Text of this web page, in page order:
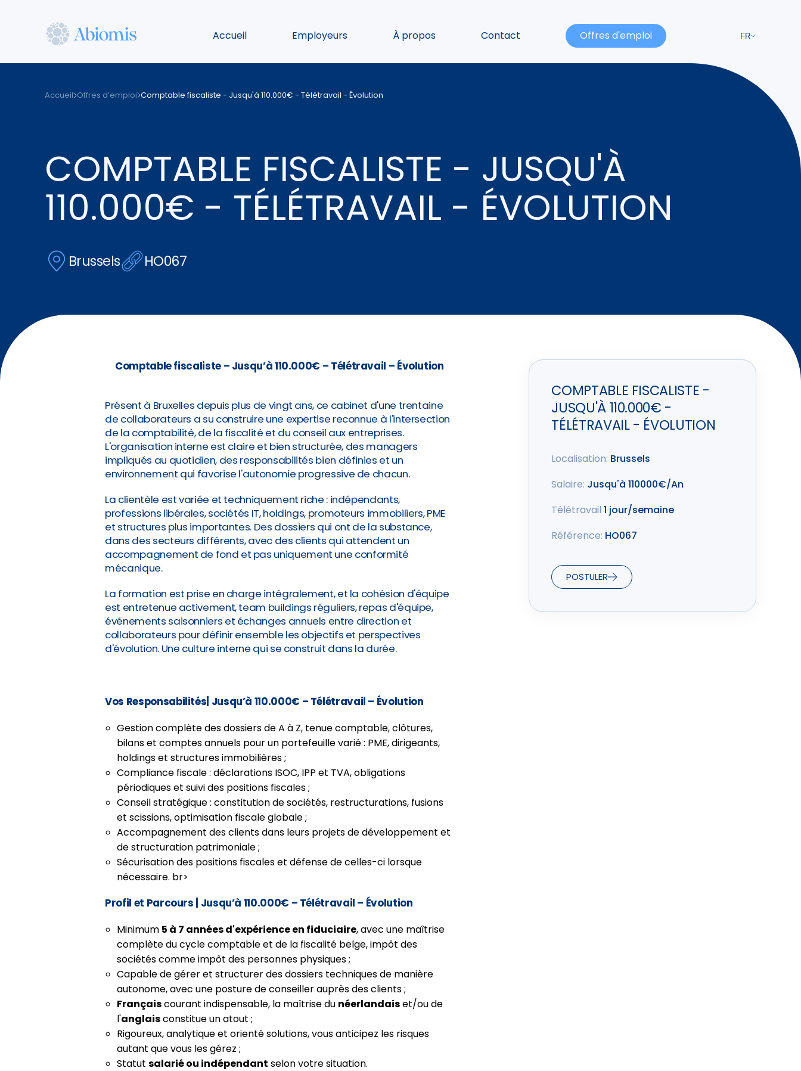
Accueil Employeurs À propos Contact Offres d'emploi FR
Accueil Offres d’emploi Comptable fiscaliste - Jusqu'à 110.000€ - Télétravail - Évolution
COMPTABLE FISCALISTE - JUSQU'À
110.000€ - TÉLÉTRAVAIL - ÉVOLUTION
Brussels HO067
Comptable fiscaliste – Jusqu’à 110.000€ – Télétravail – Évolution
Présent à Bruxelles depuis plus de vingt ans, ce cabinet d'une trentaine
de collaborateurs a su construire une expertise reconnue à l'intersection
de la comptabilité, de la fiscalité et du conseil aux entreprises.
L'organisation interne est claire et bien structurée, des managers
impliqués au quotidien, des responsabilités bien définies et un
environnement qui favorise l'autonomie progressive de chacun.
La clientèle est variée et techniquement riche : indépendants,
professions libérales, sociétés IT, holdings, promoteurs immobiliers, PME
et structures plus importantes. Des dossiers qui ont de la substance,
dans des secteurs différents, avec des clients qui attendent un
accompagnement de fond et pas uniquement une conformité
mécanique.
La formation est prise en charge intégralement, et la cohésion d'équipe
est entretenue activement, team buildings réguliers, repas d'équipe,
événements saisonniers et échanges annuels entre direction et
collaborateurs pour définir ensemble les objectifs et perspectives
d'évolution. Une culture interne qui se construit dans la durée.
Vos Responsabilités | Jusqu’à 110.000€ – Télétravail – Évolution
Gestion complète des dossiers de A à Z, tenue comptable, clôtures,
bilans et comptes annuels pour un portefeuille varié : PME, dirigeants,
holdings et structures immobilières ;
Compliance fiscale : déclarations ISOC, IPP et TVA, obligations
périodiques et suivi des positions fiscales ;
Conseil stratégique : constitution de sociétés, restructurations, fusions
et scissions, optimisation fiscale globale ;
Accompagnement des clients dans leurs projets de développement et
de structuration patrimoniale ;
Sécurisation des positions fiscales et défense de celles-ci lorsque
nécessaire. br>
Profil et Parcours | Jusqu’à 110.000€ – Télétravail – Évolution
Minimum 5 à 7 années d'expérience en fiduciaire, avec une maîtrise
complète du cycle comptable et de la fiscalité belge, impôt des
sociétés comme impôt des personnes physiques ;
Capable de gérer et structurer des dossiers techniques de manière
autonome, avec une posture de conseiller auprès des clients ;
Françaiscourant indispensable, la maîtrise du néerlandaiset/ou de
l'anglaisconstitue un atout ;
Rigoureux, analytique et orienté solutions, vous anticipez les risques
autant que vous les gérez ;
Statutsalarié ou indépendant selon votre situation.
COMPTABLE FISCALISTE -
JUSQU'À 110.000€ -
TÉLÉTRAVAIL - ÉVOLUTION
Localisation: Brussels
Salaire: Jusqu'à 110000€/An
Télétravail 1 jour/semaine
Référence: HO067
POSTULER